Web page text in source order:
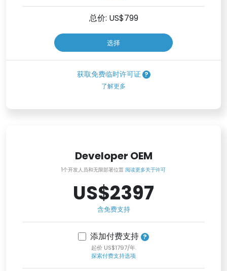
总价: US$799
选择
获取免费临时许可证
了解更多
Developer OEM
1个开发人员和无限部署位置 阅读更多关于许可
US$2397
含免费支持
添加付费支持
起价 US$1797/年.
探索付费支持选项